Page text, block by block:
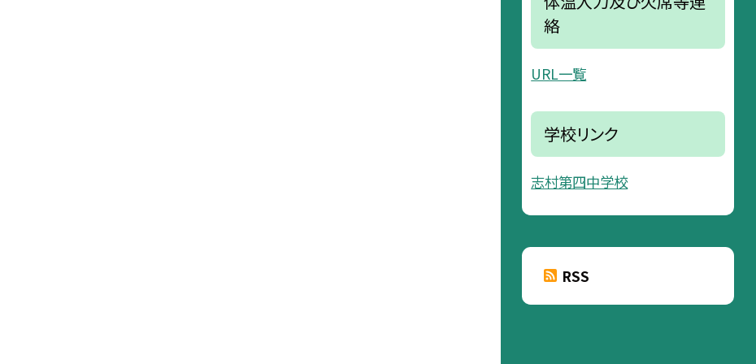
絡
URL一覧
学校リンク
志村第四中学校
RSS